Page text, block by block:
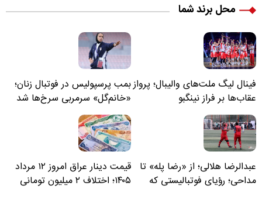
محل برند شما
فینال لیگ ملت‌های والیبال؛ پرواز
عقاب‌ها بر فراز نینگبو
بمب پرسپولیس در فوتبال زنان؛
«خانم‌گل» سرمربی سرخ‌ها شد
عبدالرضا هلالی؛ از «رضا پله» تا
مداحی؛ رؤیای فوتبالیستی که
قیمت دینار عراق امروز ۱۲ مرداد
۱۴۰۵؛ اختلاف ۲ میلیون تومانی